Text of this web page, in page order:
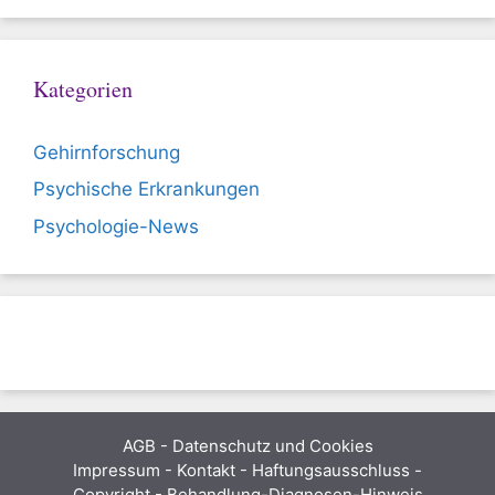
Kategorien
Gehirnforschung
Psychische Erkrankungen
Psychologie-News
AGB - Datenschutz und Cookies
Impressum - Kontakt - Haftungsausschluss -